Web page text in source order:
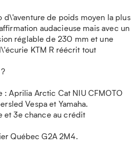
d\'aventure de poids moyen la plus
audacieuse mais avec un
réglable de 230 mm et une
KTM R réécrit tout
Aprilia Arctic Cat NIU CFMOTO
Vespa et Yamaha.
et 3e chance au crédit
Québec G2A 2M4.